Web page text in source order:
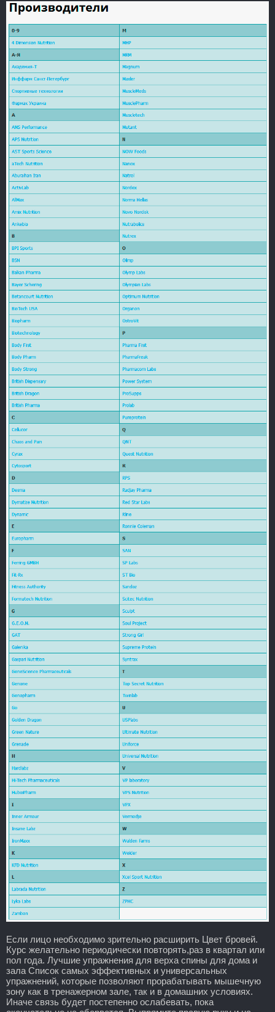
Если лицо необходимо зрительно расширить Цвет бровей.
Курс желательно периодически повторять,раз в квартал или
пол года. Лучшие упражнения для верха спины для дома и
зала Список самых эффективных и универсальных
упражнений, которые позволяют прорабатывать мышечную
зону как в тренажерном зале, так и в домашних условиях.
Иначе связь будет постепенно ослабевать, пока